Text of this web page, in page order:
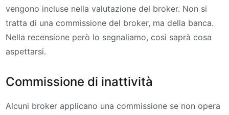
vengono incluse nella valutazione del broker. Non si
tratta di una commissione del broker, ma della banca.
Nella recensione però lo segnaliamo, così saprà cosa
aspettarsi.
Commissione di inattività
Alcuni broker applicano una commissione se non opera